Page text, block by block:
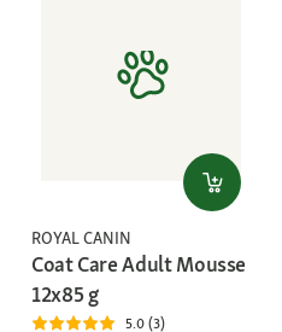
ROYAL CANIN
Coat Care Adult Mousse
12x85 g
5.0 (3)